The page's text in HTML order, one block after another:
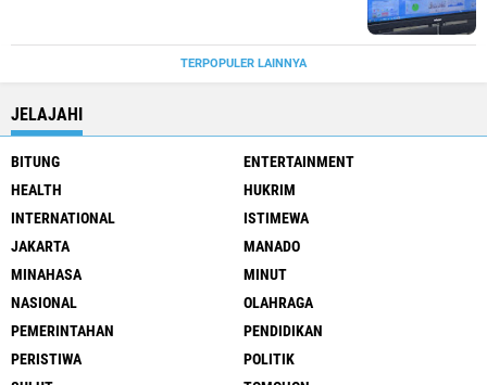
TERPOPULER LAINNYA
JELAJAHI
BITUNG
ENTERTAINMENT
HEALTH
HUKRIM
INTERNATIONAL
ISTIMEWA
JAKARTA
MANADO
MINAHASA
MINUT
NASIONAL
OLAHRAGA
PEMERINTAHAN
PENDIDIKAN
PERISTIWA
POLITIK